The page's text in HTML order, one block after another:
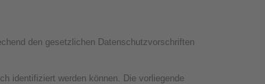
den gesetzlichen Datenschutzvorschriften
identifiziert werden können. Die vorliegende